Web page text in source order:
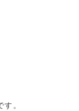
。